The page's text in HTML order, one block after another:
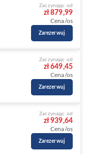
Zaczynając od
zł 879,99
Cena/os
Zarezerwuj
Zaczynając od
zł 649,45
Cena/os
Zarezerwuj
Zaczynając od
zł 939,64
Cena/os
Zarezerwuj